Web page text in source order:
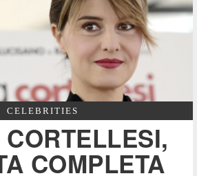
CELEBRITIES
COMPLETA